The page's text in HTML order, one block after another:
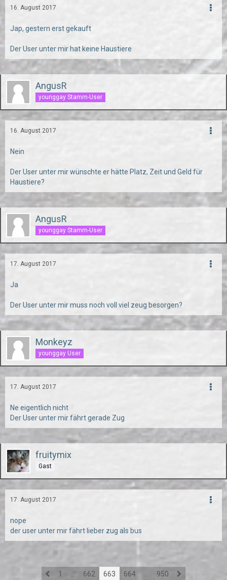
16. August 2017
Jap, gestern erst gekauft
Der User unter mir hat keine Haustiere
AngusR
younggay Stamm-User
16. August 2017
Nein
Der User unter mir wünschte er hätte Platz, Zeit und Geld für
Haustiere?
AngusR
younggay Stamm-User
17. August 2017
Ja
Der User unter mir muss noch voll viel zeug besorgen?
Monkeyz
younggay User
17. August 2017
Ne eigentlich nicht
Der User unter mir fährt gerade Zug
fruitymix
Gast
17. August 2017
nope
der user unter mir fährt lieber zug als bus
1 … 662 663 664 950